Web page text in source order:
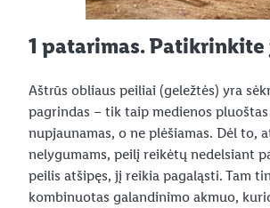
1 patarimas.
Aštrūs obliaus peiliai (geležtės) yra
pagrindas – tik taip medienos
nupjaunamas, o ne plėšiamas. Dėl to,
nelygumams, peilį reikėtų nedelsiant
peilis atšipęs, jį reikia pagaląsti. Tam
kombinuotas galandinimo akmuo,